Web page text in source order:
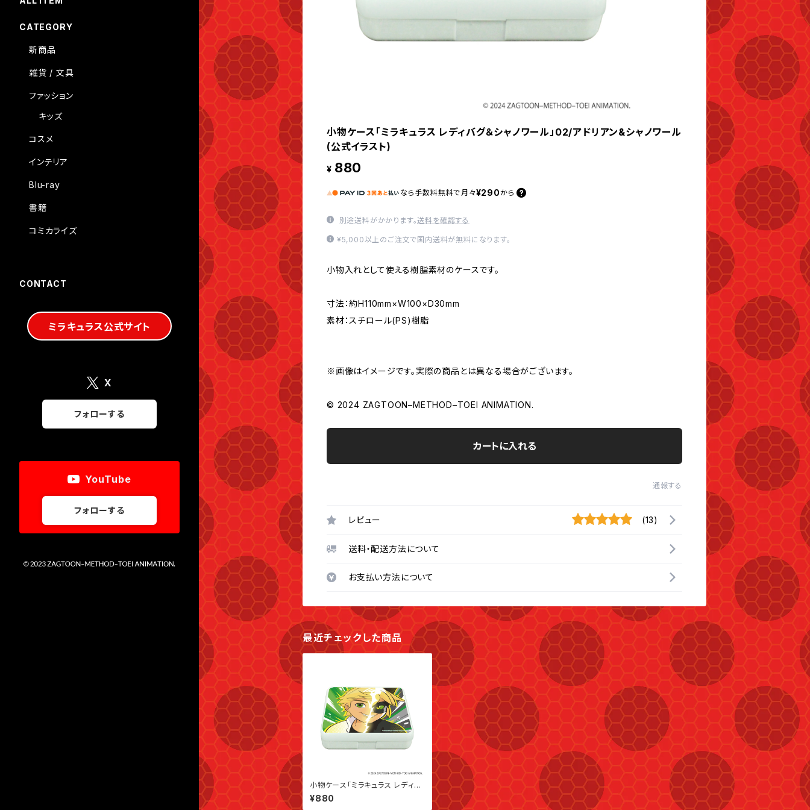
小物ケース「ミラキュラス レディバグ＆シャノワール」02/アドリアン&シャノワール
(公式イラスト)
¥ 880
なら 手数料無料で 月々¥290 から
別途送料がかかります。送料を確認する
¥5,000以上のご注文で国内送料が無料になります。
小物入れとして使える樹脂素材のケースです。
寸法：約H110mm×W100×D30mm
素材：スチロール(PS)樹脂
※画像はイメージです。実際の商品とは異なる場合がございます。
© 2024 ZAGTOON–METHOD–TOEI ANIMATION.
カートに入れる
通報する
レビュー (13)
送料・配送方法について
お支払い方法について
最近チェックした商品
小物ケース「ミラキュラス レディバ
グ＆シャノワール」02/アドリアン&
シャノワール(公式イラスト)
¥880
CATEGORY
新商品
雑貨 / 文具
ファッション
キッズ
コスメ
インテリア
Blu-ray
書籍
コミカライズ
CONTACT
ミラキュラス公式サイト
X
フォローする
YouTube
フォローする